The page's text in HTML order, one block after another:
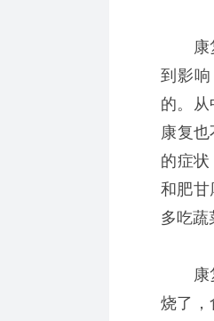
康复
到影
的。从
康复
的症状
和肥甘
多吃蔬
康复
烧了，